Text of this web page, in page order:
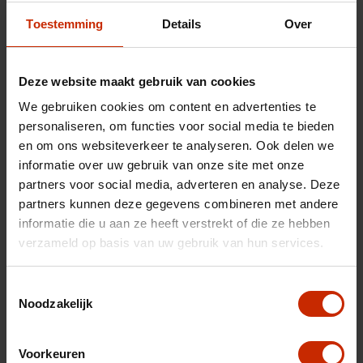
Toestemming Details Over
Deze website maakt gebruik van cookies
We gebruiken cookies om content en advertenties te
personaliseren, om functies voor social media te bieden
en om ons websiteverkeer te analyseren. Ook delen we
informatie over uw gebruik van onze site met onze
partners voor social media, adverteren en analyse. Deze
partners kunnen deze gegevens combineren met andere
informatie die u aan ze heeft verstrekt of die ze hebben
verzameld op basis van uw gebruik van hun services.
Noodzakelijk
Voorkeuren
Carrosserie
Stationwagon
Merk
Opel
Astra
Type
Sports Tourer 1.2 Level 2
Transmissie
Handgeschakeld
Gewicht